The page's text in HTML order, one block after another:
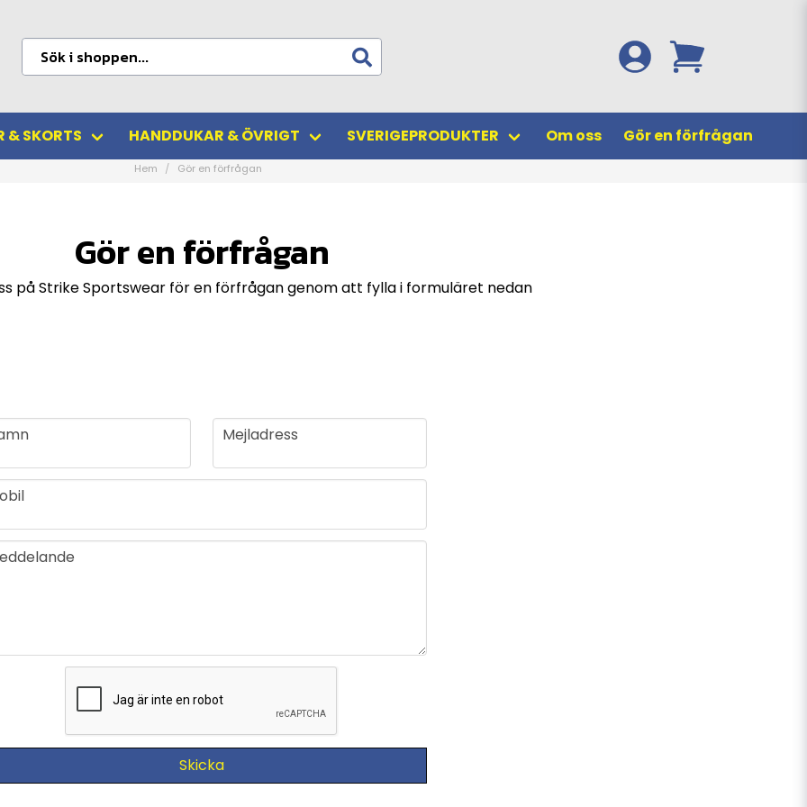
& SKORTS HANDDUKAR & ÖVRIGT SVERIGEPRODUKTER Om oss Gör en förfrågan
Hem Gör en förfrågan
Gör en förfrågan
på Strike Sportswear för en förfrågan genom att fylla i formuläret nedan
email
Mejladress
Skicka